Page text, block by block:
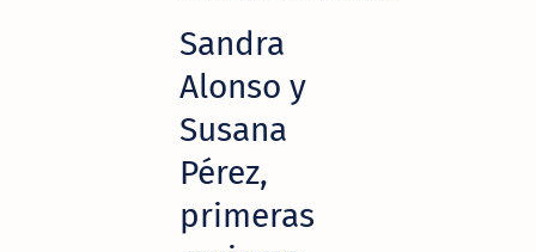
Sandra
Alonso y
Susana
Pérez,
primeras